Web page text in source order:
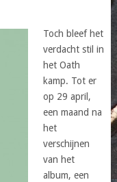
Toch bleef het
verdacht stil in
het Oath
kamp. Tot er
op 29 april,
een maand na
het
verschijnen
van het
album, een